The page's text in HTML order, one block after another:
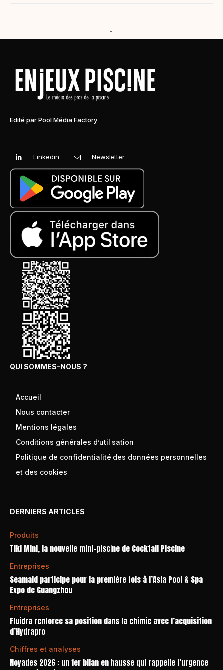
-
Edité par Pool Média Factory
Linkedin Newsletter
QUI SOMMES-NOUS ?
Accueil
Nous contacter
Mentions légales
Conditions générales d’utilisation
Politique de confidentialité des données personnelles
et des cookies
DERNIERS ARTICLES
Produits
Tiki Mini, la nouvelle mini-piscine de Cocktail Piscine
Entreprises
Seamaid participe pour la première fois à l’Asia Pool & Spa
Expo de Guangzhou
Entreprises
Fluidra renforce sa position dans la chimie avec l’acquisition
d’Hydrapro
Chiffres et analyses
Noyades 2026 : un 1er bilan en hausse qui rappelle l’urgence